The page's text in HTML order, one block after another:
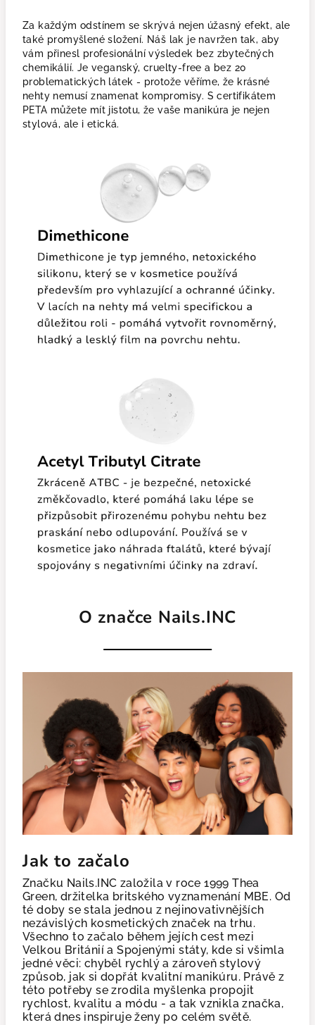
Za každým odstínem se skrývá nejen úžasný efekt, ale
také promyšlené složení. Náš lak je navržen tak, aby
vám přinesl profesionální výsledek bez zbytečných
chemikálií. Je veganský, cruelty-free a bez 20
problematických látek - protože věříme, že krásné
nehty nemusí znamenat kompromisy. S certifikátem
PETA můžete mít jistotu, že vaše manikúra je nejen
stylová, ale i etická.
O značce Nails.INC
Jak to začalo
Značku Nails.INC založila v roce 1999 Thea
Green, držitelka britského vyznamenání MBE. Od
té doby se stala jednou z nejinovativnějších
nezávislých kosmetických značek na trhu.
Všechno to začalo během jejích cest mezi
Velkou Británií a Spojenými státy, kde si všimla
jedné věci: chyběl rychlý a zároveň stylový
způsob, jak si dopřát kvalitní manikúru. Právě z
této potřeby se zrodila myšlenka propojit
rychlost, kvalitu a módu - a tak vznikla značka,
která dnes inspiruje ženy po celém světě.